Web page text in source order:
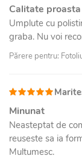
Calitate proasta
Umplute cu
graba. Nu voi
Părere pentru:
Minunat
Neasteptat de
reuseste sa ia
Multumesc.